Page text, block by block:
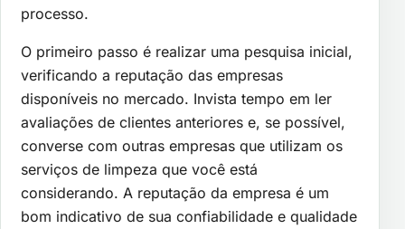
processo.
O primeiro passo é realizar uma pesquisa inicial,
verificando a reputação das empresas
disponíveis no mercado. Invista tempo em ler
avaliações de clientes anteriores e, se possível,
converse com outras empresas que utilizam os
serviços de limpeza que você está
considerando. A reputação da empresa é um
bom indicativo de sua confiabilidade e qualidade